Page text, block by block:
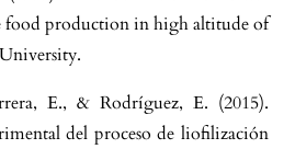
food production in high altitude of
E., & Rodríguez, E. (2015).
del proceso de liofilización